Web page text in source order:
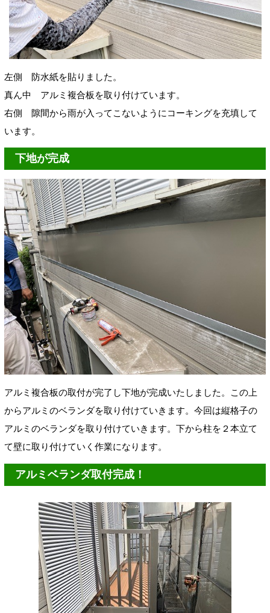
左側 防水紙を貼りました。
真ん中 アルミ複合板を取り付けています。
右側 隙間から雨が入ってこないようにコーキングを充填して
います。
下地が完成
アルミ複合板の取付が完了し下地が完成いたしました。この上
からアルミのベランダを取り付けていきます。今回は縦格子の
アルミのベランダを取り付けていきます。下から柱を２本立て
て壁に取り付けていく作業になります。
アルミベランダ取付完成！